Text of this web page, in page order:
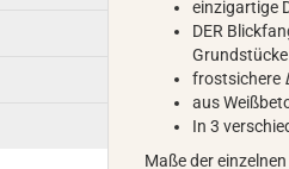
einzigartige
DER
Grundstücke
frostsichere
aus
In 3
Maße der